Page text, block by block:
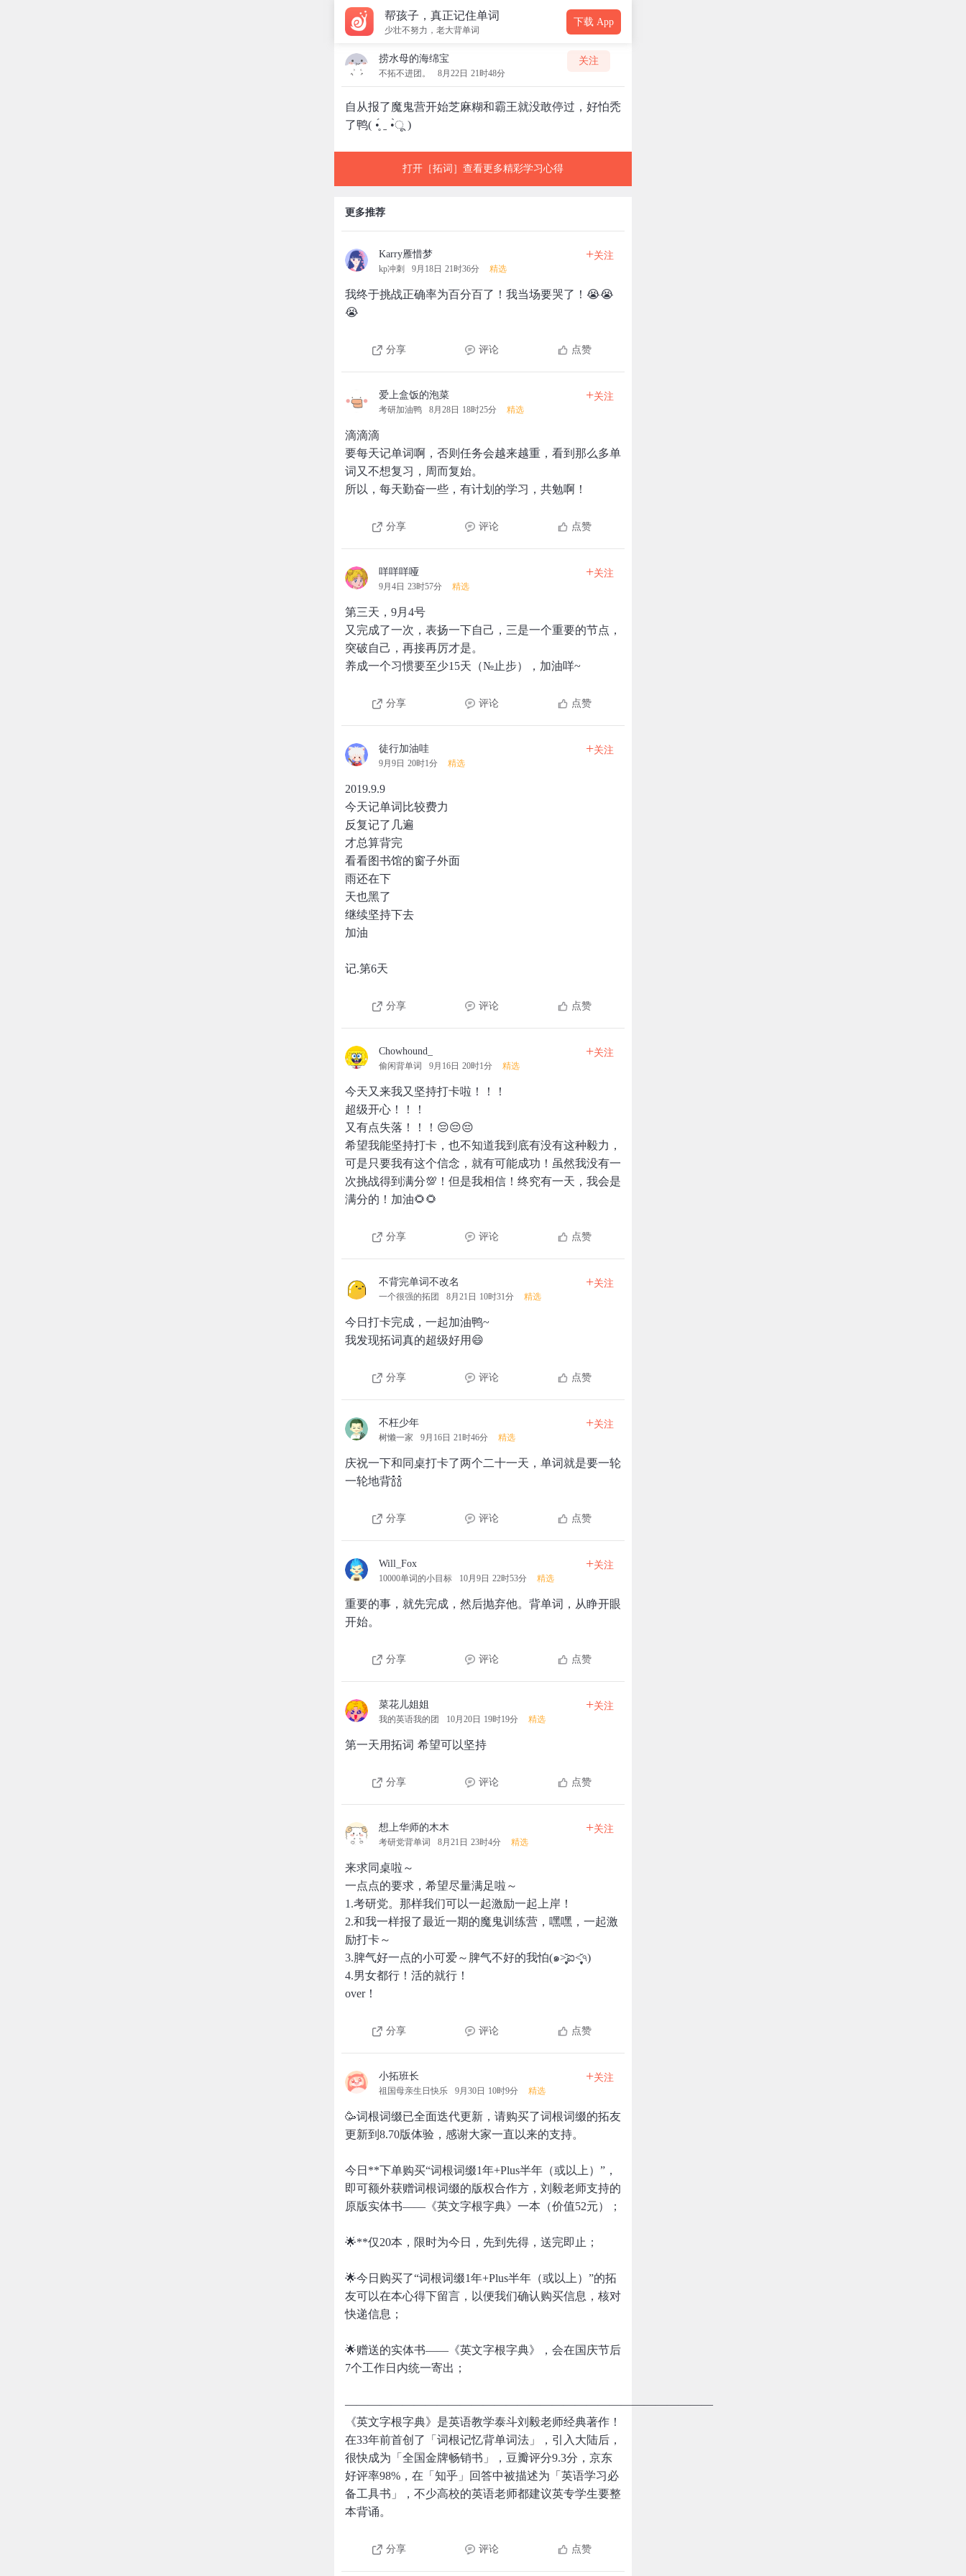
帮孩子，真正记住单词
少壮不努力，老大背单词
下载 App
捞水母的海绵宝
不拓不进团。 8月22日 21时48分
关注
自从报了魔鬼营开始芝麻糊和霸王就没敢停过，好怕秃
了鸭( •̥́ ˍ •̀ू )
打开［拓词］查看更多精彩学习心得
更多推荐
Karry雁惜梦
kp冲刺 9月18日 21时36分 精选
+关注
我终于挑战正确率为百分百了！我当场要哭了！😭😭
😭
分享 评论 点赞
爱上盒饭的泡菜
考研加油鸭 8月28日 18时25分 精选
+关注
滴滴滴
要每天记单词啊，否则任务会越来越重，看到那么多单
词又不想复习，周而复始。
所以，每天勤奋一些，有计划的学习，共勉啊！
分享 评论 点赞
咩咩咩哑
9月4日 23时57分 精选
+关注
第三天，9月4号
又完成了一次，表扬一下自己，三是一个重要的节点，
突破自己，再接再厉才是。
养成一个习惯要至少15天（№止步），加油咩~
分享 评论 点赞
徒行加油哇
9月9日 20时1分 精选
+关注
2019.9.9
今天记单词比较费力
反复记了几遍
才总算背完
看看图书馆的窗子外面
雨还在下
天也黑了
继续坚持下去
加油
记.第6天
分享 评论 点赞
Chowhound_
偷闲背单词 9月16日 20时1分 精选
+关注
今天又来我又坚持打卡啦！！！
超级开心！！！
又有点失落！！！😔😔😔
希望我能坚持打卡，也不知道我到底有没有这种毅力，
可是只要我有这个信念，就有可能成功！虽然我没有一
次挑战得到满分💯！但是我相信！终究有一天，我会是
满分的！加油🌻🌻
分享 评论 点赞
不背完单词不改名
一个很强的拓团 8月21日 10时31分 精选
+关注
今日打卡完成，一起加油鸭~
我发现拓词真的超级好用😄
分享 评论 点赞
不枉少年
树懒一家 9月16日 21时46分 精选
+关注
庆祝一下和同桌打卡了两个二十一天，单词就是要一轮
一轮地背🍾🍾
分享 评论 点赞
Will_Fox
10000单词的小目标 10月9日 22时53分 精选
+关注
重要的事，就先完成，然后抛弃他。背单词，从睁开眼
开始。
分享 评论 点赞
菜花儿姐姐
我的英语我的团 10月20日 19时19分 精选
+关注
第一天用拓词 希望可以坚持
分享 评论 点赞
想上华师的木木
考研党背单词 8月21日 23时4分 精选
+关注
来求同桌啦～
一点点的要求，希望尽量满足啦～
1.考研党。那样我们可以一起激励一起上岸！
2.和我一样报了最近一期的魔鬼训练营，嘿嘿，一起激
励打卡～
3.脾气好一点的小可爱～脾气不好的我怕(๑˃̥̩̥̥̥̥̆ಐ˂̩̩̥̥̩̥̆৭)
4.男女都行！活的就行！
over！
分享 评论 点赞
小拓班长
祖国母亲生日快乐 9月30日 10时9分 精选
+关注
🥳词根词缀已全面迭代更新，请购买了词根词缀的拓友
更新到8.70版体验，感谢大家一直以来的支持。
今日**下单购买“词根词缀1年+Plus半年（或以上）”，
即可额外获赠词根词缀的版权合作方，刘毅老师支持的
原版实体书——《英文字根字典》一本（价值52元）；
🌟**仅20本，限时为今日，先到先得，送完即止；
🌟今日购买了“词根词缀1年+Plus半年（或以上）”的拓
友可以在本心得下留言，以便我们确认购买信息，核对
快递信息；
🌟赠送的实体书——《英文字根字典》，会在国庆节后
7个工作日内统一寄出；
————————————————————————————————
《英文字根字典》是英语教学泰斗刘毅老师经典著作！
在33年前首创了「词根记忆背单词法」，引入大陆后，
很快成为「全国金牌畅销书」，豆瓣评分9.3分，京东
好评率98%，在「知乎」回答中被描述为「英语学习必
备工具书」，不少高校的英语老师都建议英专学生要整
本背诵。
分享 评论 点赞